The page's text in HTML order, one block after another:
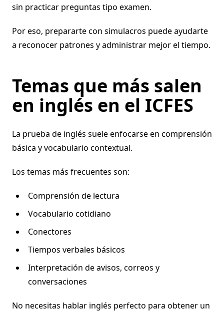
sin practicar preguntas tipo examen.
Por eso, prepararte con simulacros puede ayudarte
a reconocer patrones y administrar mejor el tiempo.
Temas que más salen
en inglés en el ICFES
La prueba de inglés suele enfocarse en comprensión
básica y vocabulario contextual.
Los temas más frecuentes son:
Comprensión de lectura
Vocabulario cotidiano
Conectores
Tiempos verbales básicos
Interpretación de avisos, correos y
conversaciones
No necesitas hablar inglés perfecto para obtener un